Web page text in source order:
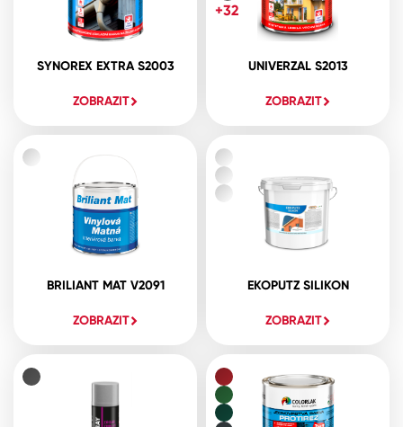
SYNOREX EXTRA S2003
ZOBRAZIT
UNIVERZAL S2013
ZOBRAZIT
+32
BRILIANT MAT V2091
ZOBRAZIT
EKOPUTZ SILIKON
ZOBRAZIT